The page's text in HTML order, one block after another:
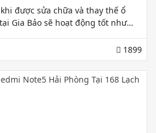
được sửa chữa và thay thế ổ
Gia Bảo sẽ hoạt động tốt như
hoặc 0316 27 1818
1899